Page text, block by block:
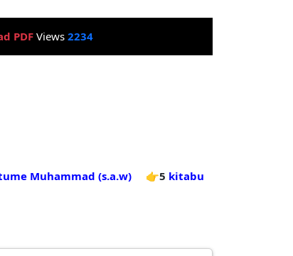
PDFViews 2234
Muhammad (s.a.w) 👉5 kitabu